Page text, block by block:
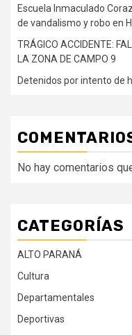
Escuela Inmaculado
de vandalismo y robo en
TRÁGICO ACCIDENTE:
LA ZONA DE CAMPO 9
Detenidos por intento de
No hay comentarios
CATEGORÍAS
ALTO PARANÁ
Cultura
Departamentales
Deportivas